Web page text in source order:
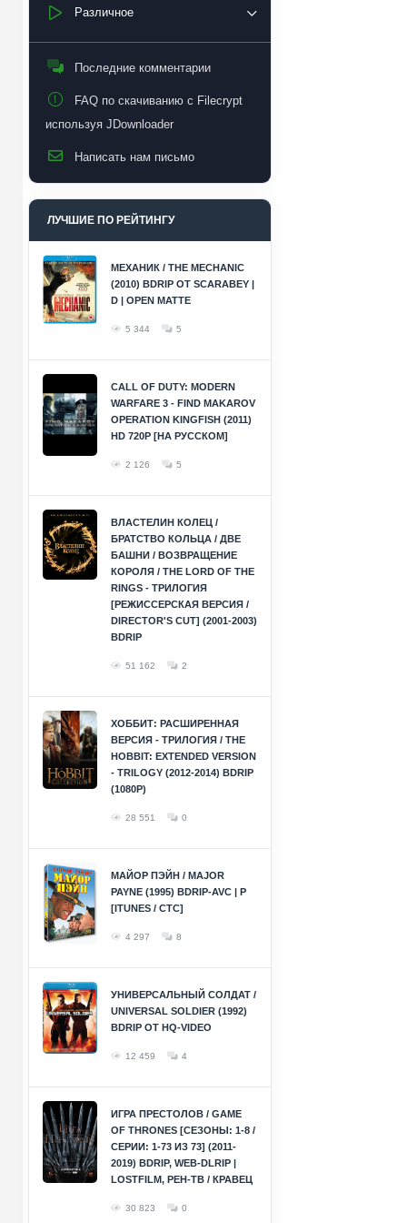
Различное
Последние комментарии
FAQ по скачиванию с Filecrypt
используя JDownloader
Написать нам письмо
ЛУЧШИЕ ПО РЕЙТИНГУ
МЕХАНИК / THE MECHANIC
(2010) BDRIP ОТ SCARABEY |
D | OPEN MATTE
5 344 5
CALL OF DUTY: MODERN
WARFARE 3 - FIND MAKAROV
OPERATION KINGFISH (2011)
HD 720P [НА РУССКОМ]
2 126 5
ВЛАСТЕЛИН КОЛЕЦ /
БРАТСТВО КОЛЬЦА / ДВЕ
БАШНИ / ВОЗВРАЩЕНИЕ
КОРОЛЯ / THE LORD OF THE
RINGS - ТРИЛОГИЯ
[РЕЖИССЕРСКАЯ ВЕРСИЯ /
DIRECTOR'S CUT] (2001-2003)
BDRIP
51 162 2
ХОББИТ: РАСШИРЕННАЯ
ВЕРСИЯ - ТРИЛОГИЯ / THE
HOBBIT: EXTENDED VERSION
- TRILOGY (2012-2014) BDRIP
(1080P)
28 551 0
МАЙОР ПЭЙН / MAJOR
PAYNE (1995) BDRIP-AVC | P
[ITUNES / СТС]
4 297 8
УНИВЕРСАЛЬНЫЙ СОЛДАТ /
UNIVERSAL SOLDIER (1992)
BDRIP ОТ HQ-VIDEO
12 459 4
ИГРА ПРЕСТОЛОВ / GAME
OF THRONES [СЕЗОНЫ: 1-8 /
СЕРИИ: 1-73 ИЗ 73] (2011-
2019) BDRIP, WEB-DLRIP |
LOSTFILM, РЕН-ТВ / КРАВЕЦ
30 823 0